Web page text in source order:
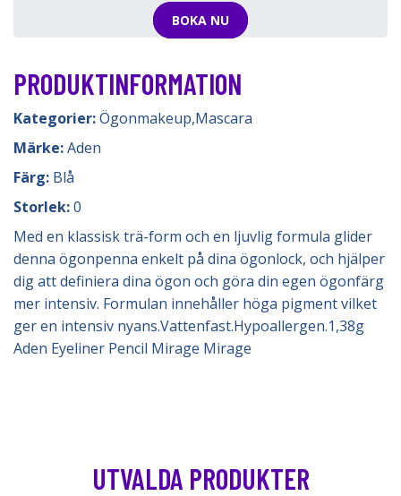
BOKA NU
PRODUKTINFORMATION
Kategorier:Ögonmakeup,Mascara
Märke:Aden
Färg: Blå
Storlek:0
Med en klassisk trä-form och en ljuvlig formula glider
denna ögonpenna enkelt på dina ögonlock, och hjälper
dig att definiera dina ögon och göra din egen ögonfärg
mer intensiv. Formulan innehåller höga pigment vilket
ger en intensiv nyans.Vattenfast.Hypoallergen.1,38g
Aden Eyeliner Pencil Mirage Mirage
UTVALDA PRODUKTER